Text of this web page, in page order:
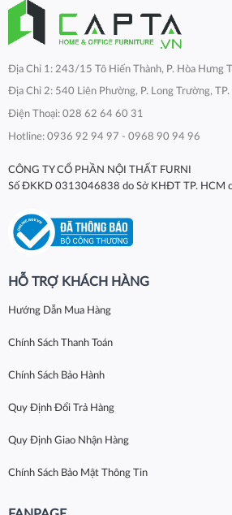
Địa Chỉ 1: 243/15 Tô Hiến Thành, P. Hòa Hưng
Địa Chỉ 2: 540 Liên Phường, P. Long Trường, TP.
Điện Thoại: 028 62 64 60 31
Hotline: 0936 92 94 97 - 0968 90 94 96
CÔNG TY CỔ PHẦN NỘI THẤT FURNI
Số ĐKKD 0313046838 do Sở KHĐT TP. HCM
HỖ TRỢ KHÁCH HÀNG
Hướng Dẫn Mua Hàng
Chính Sách Thanh Toán
Chính Sách Bảo Hành
Quy Định Đổi Trả Hàng
Quy Định Giao Nhận Hàng
Chính Sách Bảo Mật Thông Tin